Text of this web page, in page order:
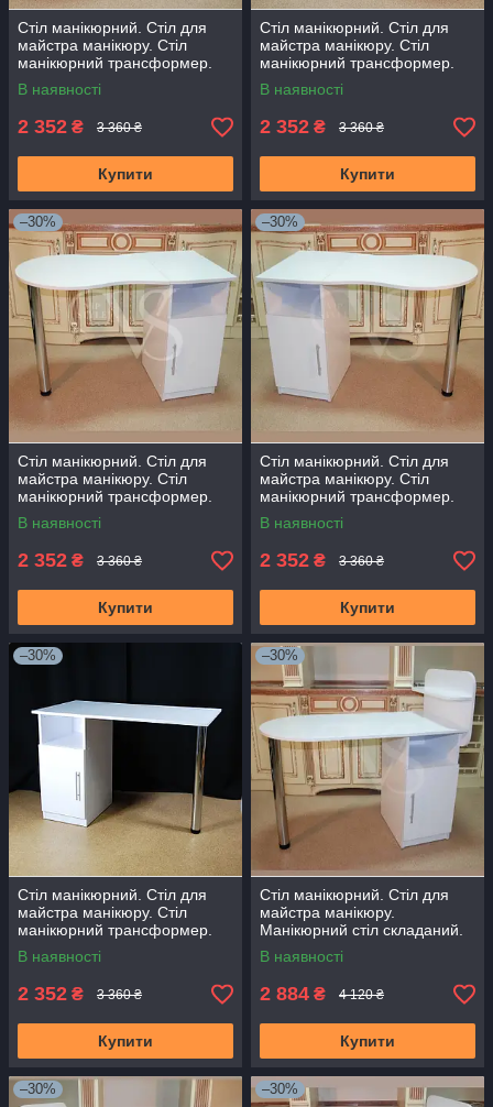
Стіл манікюрний. Стіл для
майстра манікюру. Стіл
манікюрний трансформер.
Стіл для нарощування нігтів
В наявності
2 352 ₴ 3 360 ₴
Купити
Стіл манікюрний. Стіл для
майстра манікюру. Стіл
манікюрний трансформер.
Стіл для нарощування нігтів
В наявності
2 352 ₴ 3 360 ₴
Купити
–30%
Стіл манікюрний. Стіл для
майстра манікюру. Стіл
манікюрний трансформер.
Стіл для нарощування нігтів
В наявності
2 352 ₴ 3 360 ₴
Купити
–30%
Стіл манікюрний. Стіл для
майстра манікюру. Стіл
манікюрний трансформер.
Стіл для нарощування нігтів
В наявності
2 352 ₴ 3 360 ₴
Купити
–30%
Стіл манікюрний. Стіл для
майстра манікюру. Стіл
манікюрний трансформер.
Стіл для нарощування нігтів
В наявності
2 352 ₴ 3 360 ₴
Купити
–30%
Стіл манікюрний. Стіл для
майстра манікюру.
Манікюрний стіл складаний.
Стіл для нарощування нігтів
В наявності
2 884 ₴ 4 120 ₴
Купити
–30% –30%